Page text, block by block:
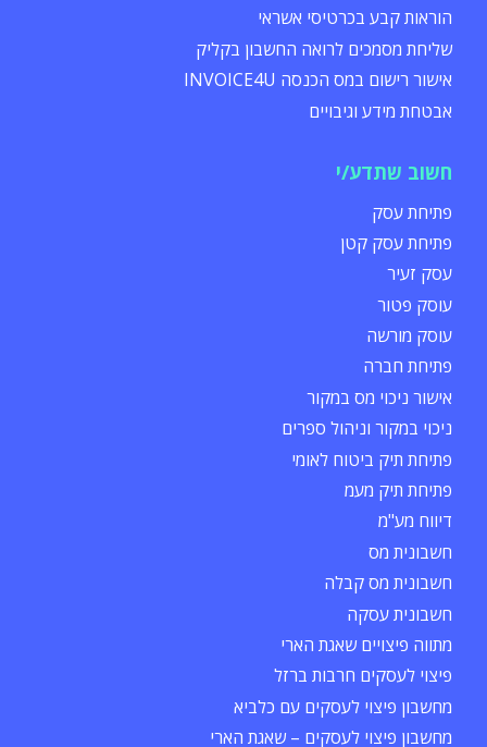
הוראות קבע בכרטיסי אשראי
שליחת מסמכים לרואה החשבון בקליק
אישור רישום במס הכנסה INVOICE4U
אבטחת מידע וגיבויים
חשוב שתדע/י
פתיחת עסק
פתיחת עסק קטן
עסק זעיר
עוסק פטור
עוסק מורשה
פתיחת חברה
אישור ניכוי מס במקור
ניכוי במקור וניהול ספרים
פתיחת תיק ביטוח לאומי
פתיחת תיק מעמ
דיווח מע"מ
חשבונית מס
חשבונית מס קבלה
חשבונית עסקה
מתווה פיצויים שאגת הארי
פיצוי לעסקים חרבות ברזל
מחשבון פיצוי לעסקים עם כלביא
מחשבון פיצוי לעסקים – שאגת הארי